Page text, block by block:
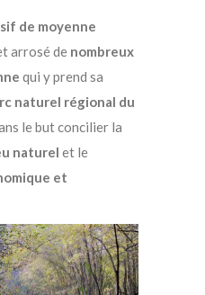
de moyenne
arrosé de nombreux
qui y prend sa
naturel régional du
le but concilier la
naturel et le
et